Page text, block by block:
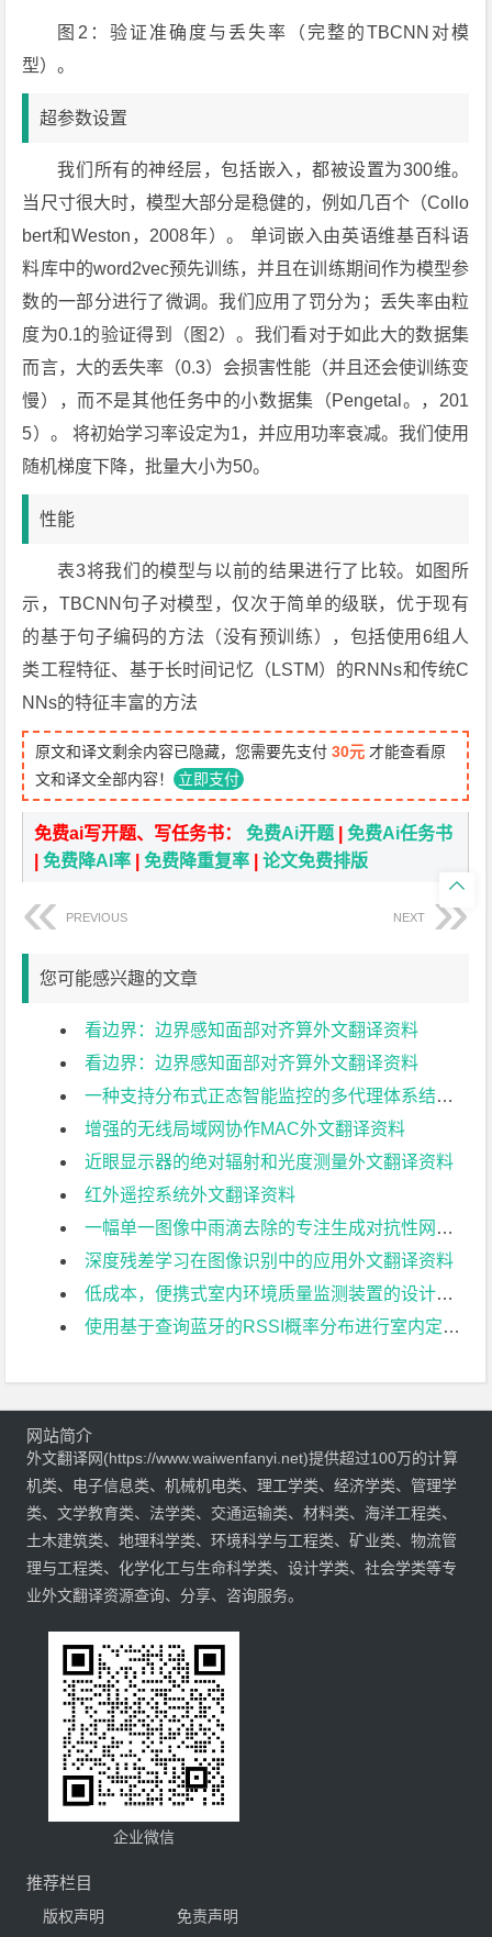
图2：验证准确度与丢失率（完整的TBCNN对模
型）。
超参数设置
我们所有的神经层，包括嵌入，都被设置为300维。
当尺寸很大时，模型大部分是稳健的，例如几百个（Collo
bert和Weston，2008年）。 单词嵌入由英语维基百科语
料库中的word2vec预先训练，并且在训练期间作为模型参
数的一部分进行了微调。我们应用了罚分为；丢失率由粒
度为0.1的验证得到（图2）。我们看对于如此大的数据集
而言，大的丢失率（0.3）会损害性能（并且还会使训练变
慢），而不是其他任务中的小数据集（Pengetal。，201
5）。 将初始学习率设定为1，并应用功率衰减。我们使用
随机梯度下降，批量大小为50。
性能
表3将我们的模型与以前的结果进行了比较。如图所
示，TBCNN句子对模型，仅次于简单的级联，优于现有
的基于句子编码的方法（没有预训练），包括使用6组人
类工程特征、基于长时间记忆（LSTM）的RNNs和传统C
NNs的特征丰富的方法
原文和译文剩余内容已隐藏，您需要先支付30元 才能查看原
文和译文全部内容！ 立即支付
免费ai写开题、写任务书：免费Ai开题 |免费Ai任务书
|免费降AI率 |免费降重复率 |论文免费排版
PREVIOUS NEXT
您可能感兴趣的文章
看边界：边界感知面部对齐算外文翻译资料
看边界：边界感知面部对齐算外文翻译资料
一种支持分布式正态智能监控的多代理体系结构外文翻译资料
增强的无线局域网协作MAC外文翻译资料
近眼显示器的绝对辐射和光度测量外文翻译资料
红外遥控系统外文翻译资料
一幅单一图像中雨滴去除的专注生成对抗性网络外文翻译资料
深度残差学习在图像识别中的应用外文翻译资料
低成本，便携式室内环境质量监测装置的设计与开发外文翻译资料
使用基于查询蓝牙的RSSI概率分布进行室内定位外文翻译资料

网站简介
外文翻译网(https://www.waiwenfanyi.net)提供超过100万的计算
机类、电子信息类、机械机电类、理工学类、经济学类、管理学
类、文学教育类、法学类、交通运输类、材料类、海洋工程类、
土木建筑类、地理科学类、环境科学与工程类、矿业类、物流管
理与工程类、化学化工与生命科学类、设计学类、社会学类等专
业外文翻译资源查询、分享、咨询服务。
企业微信
推荐栏目
版权声明 免责声明